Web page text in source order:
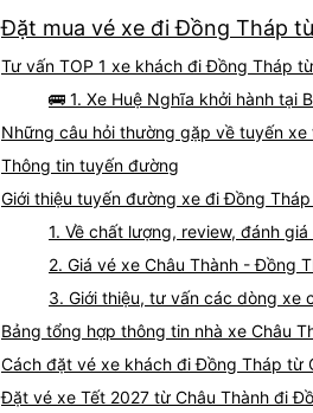
Đặt mua vé xe đi Đồng Tháp
Tư vấn TOP 1 xe khách đi Đồng Tháp
🚌 1. Xe Huệ Nghĩa khởi hành tại
Những câu hỏi thường gặp về tuyến
Thông tin tuyến đường
Giới thiệu tuyến đường xe đi Đồng
1. Về chất lượng, review, đánh
2. Giá vé xe Châu Thành - Đồng
3. Giới thiệu, tư vấn các dòng xe
Bảng tổng hợp thông tin nhà xe Châu
Cách đặt vé xe khách đi Đồng Tháp từ
Đặt vé xe Tết 2027 từ Châu Thành đi